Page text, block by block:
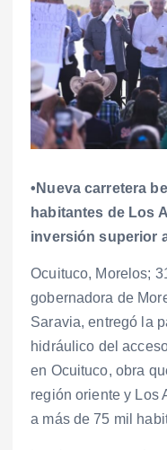
•Nueva carretera
habitantes de Los
inversión superior
Ocuituco, Morelos;
gobernadora de
Saravia, entregó la
hidráulico del
en Ocuituco, obra
región oriente y Los
a más de 75 mil